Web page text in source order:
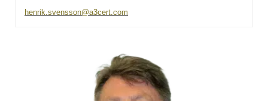
henrik.svensson@a3cert.com